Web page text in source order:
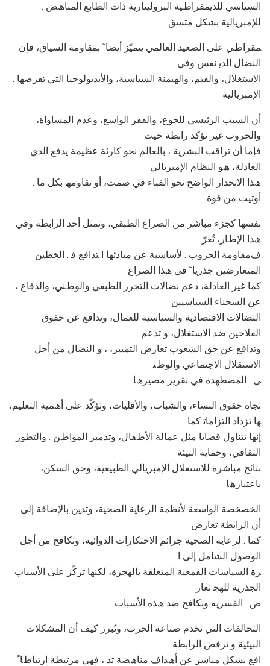
. اﻟﺴﯿﺎﺳﻲ ﻟﻠﺪﯾﻤﻘﺮاطﯿﺔ اﻟﺒﺮوﻟﯿﺘﺎرﯾﺔ ذات اﻟﻄﺎﺑﻊ اﻟﻤﻨﺎھﺾ
ﻟﻺﻣﺒﺮﯾﺎﻟﯿﺔ ﺑﺸﻜﻞ ﻣﺘﺴﻖ
ﻤﻘﺮاطﻲ ﻋﻠﻰ اﻟﺼﻌﯿﺪ اﻟﻌﺎﻟﻤﻲ ﯾﺘﻤﯿّﺰ أﯾﻀﺎ ً ﺑﻤﻘﺎوﻣﺔ اﻟﺴﯿﺎق، ﻓﺈن
اﻟﻨﻀﺎل اﻟﺪﯾ ﻧﻔﺲ وﻓﻲ
. اﻻﺳﺘﻐﻼل، واﻟﻘﯿﻢ، واﻟﮭﯿﻤﻨﺔ اﻟﺴﯿﺎﺳﯿﺔ، واﻷﯾﺪﯾﻮﻟﻮﺟﯿﺎ اﻟﺘﻲ ﺗﻔﺮﺿﮭﺎ
اﻹﻣﺒﺮﯾﺎﻟﯿﺔ
أن اﻟﺴﺒﺐ اﻟﺮﺋﯿﺴﻲ ﻟﻠﺠﻮع، واﻟﻔﻘﺮ اﻟﻮاﺳﻊ، وﻋﺪم اﻟﻤﺴﺎواة،
واﻟﺤﺮوب ﻏﯿﺮ ﺗﺆﻛﺪ راﺑﻄﺔ ﺣﯿﺚ
ﻓﺈﻣﺎ أن ﺗﺮاﻗﺐ اﻟﺒﺸﺮﯾﺔ ، ﺑﺎﻟﻌﺎﻟﻢ ﻧﺤﻮ ﻛﺎرﺛﺔ ﻋﻈﯿﻤﺔ ﯾﺪﻓﻊ اﻟﺬي
اﻟﻌﺎدﻟﺔ، ھﻮ اﻟﻨﻈﺎم اﻹﻣﺒﺮﯾﺎﻟﻲ
. ھﺬا اﻻﻧﺤﺪار اﻟﻮاﺿﺢ ﻧﺤﻮ اﻟﻔﻨﺎء ﻓﻲ ﺻﻤﺖ، أو ﺗﻘﺎوﻣﮫ ﺑﻜﻞ ﻣﺎ
أوﺗﯿﺖ ﻣﻦ ﻗﻮة
ﻧﻔﺴﮭﺎ ﻛﺠﺰء ﻣﺒﺎﺷﺮ ﻣﻦ اﻟﺼﺮاع اﻟﻄﺒﻘﻲ، وﺗﻤﺜﻞ أﺣﺪ اﻟﺮاﺑﻄﺔ وﻓﻲ
ھﺬا اﻹطﺎر، ﺗُﻌﺮّ
فﻣﻘﺎوﻣﺔ اﻟﺤﺮوب : ﻷﺳﺎﺳﯿﺔ ﻋﻦ ﻣﺒﺎدﺋﮭﺎ ا ﺘﺪاﻓﻊ ﻓ . اﻟﺨﻄﯿﻦ
اﻟﻤﺘﻌﺎرﺿﯿﻦ ﺟﺬرﯾﺎ ً ﻓﻲ ھﺬا اﻟﺼﺮاع
، ﻛﻤﺎ ﻏﯿﺮ اﻟﻌﺎدﻟﺔ، دﻋﻢ ﻧﻀﺎﻻت اﻟﺘﺤﺮر اﻟﻄﺒﻘﻲ واﻟﻮطﻨﻲ، واﻟﺪﻓﺎع
ﻋﻦ اﻟﺴﺠﻨﺎء اﻟﺴﯿﺎﺳﯿﯿﻦ
اﻟﻨﻀﺎﻻت اﻻﻗﺘﺼﺎدﯾﺔ واﻟﺴﯿﺎﺳﯿﺔ ﻟﻠﻌﻤﺎل، وﺗﺪاﻓﻊ ﻋﻦ ﺣﻘﻮق
اﻟﻔﻼﺣﯿﻦ ﺿﺪ اﻻﺳﺘﻐﻼل، و ﺗﺪﻋﻢ
وﺗﺪاﻓﻊ ﻋﻦ ﺣﻖ اﻟﺸﻌﻮب ﺗﻌﺎرض اﻟﺘﻤﯿﯿﺰ، ، و اﻟﻨﻀﺎل ﻣﻦ أﺟﻞ
اﻻﺳﺘﻘﻼل اﻻﺟﺘﻤﺎﻋﻲ واﻟﻮطﻨ
ﻲ . اﻟﻤﻀﻄﮭﺪة ﻓﻲ ﺗﻘﺮﯾﺮ ﻣﺼﯿﺮھﺎ
ﺗﺠﺎه ﺣﻘﻮق اﻟﻨﺴﺎء، واﻟﺸﺒﺎب، واﻷﻗﻠﯿﺎت، وﺗﺆﻛّﺪ ﻋﻠﻰ أھﻤﯿﺔ اﻟﺘﻌﻠﯿﻢ،
ﮭﺎ ﺗﺰداد اﻟﺘﺰاﻣﺎﺗ ﻛﻤﺎ
إﻧﮭﺎ ﺗﺘﻨﺎول ﻗﻀﺎﯾﺎ ﻣﺜﻞ ﻋﻤﺎﻟﺔ اﻷطﻔﺎل، وﺗﺪﻣﯿﺮ اﻟﻤﻮاطﻦ . واﻟﺘﻄﻮر
اﻟﺜﻘﺎﻓﻲ، وﺣﻤﺎﯾﺔ اﻟﺒﯿﺌﺔ
. ﻧﺘﺎﺋﺞ ﻣﺒﺎﺷﺮة ﻟﻼﺳﺘﻐﻼل اﻹﻣﺒﺮﯾﺎﻟﻲ اﻟﻄﺒﯿﻌﯿﺔ، وﺣﻖ اﻟﺴﻜﻦ،
ﺑﺎﻋﺘﺒﺎرھﺎ
اﻟﺨﺼﺨﺼﺔ اﻟﻮاﺳﻌﺔ ﻷﻧﻈﻤﺔ اﻟﺮﻋﺎﯾﺔ اﻟﺼﺤﯿﺔ، وﺗﺪﯾﻦ ﺑﺎﻹﺿﺎﻓﺔ إﻟﻰ
أن اﻟﺮاﺑﻄﺔ ﺗﻌﺎرض
ﻛﻤﺎ . ﻟﺮﻋﺎﯾﺔ اﻟﺼﺤﯿﺔ ﺟﺮاﺋﻢ اﻻﺣﺘﻜﺎرات اﻟﺪواﺋﯿﺔ، وﺗﻜﺎﻓﺢ ﻣﻦ أﺟﻞ
اﻟﻮﺻﻮل اﻟﺸﺎﻣﻞ إﻟﻰ ا
ﺮة اﻟﺴﯿﺎﺳﺎت اﻟﻘﻤﻌﯿﺔ اﻟﻤﺘﻌﻠﻘﺔ ﺑﺎﻟﮭﺠﺮة، ﻟﻜﻨﮭﺎ ﺗﺮﻛّﺰ ﻋﻠﻰ اﻷﺳﺒﺎب
اﻟﺠﺬرﯾﺔ ﻟﻠﮭﺠ ﺗﻌﺎر
ض . اﻟﻘﺴﺮﯾﺔ وﺗﻜﺎﻓﺢ ﺿﺪ ھﺬه اﻷﺳﺒﺎب
اﻟﺘﺤﺎﻟﻔﺎت اﻟﺘﻲ ﺗﺨﺪم ﺻﻨﺎﻋﺔ اﻟﺤﺮب، وﺗُﺒﺮز ﻛﯿﻒ أن اﻟﻤﺸﻜﻼت
اﻟﺒﯿﺌﯿﺔ و ﺗﺮﻓﺾ اﻟﺮاﺑﻄﺔ
اﻓﻊ ﺑﺸﻜﻞ ﻣﺒﺎﺷﺮ ﻋﻦ أھﺪاف ﻣﻨﺎھﻀﺔ ﺗﺪ ، ﻓﮭﻲ ﻣﺮﺗﺒﻄﺔ ارﺗﺒﺎطﺎ ً